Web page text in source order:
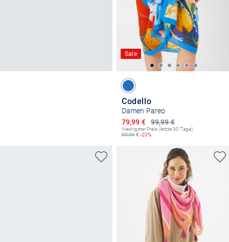
Sale
Codello
Damen Pareo
99,99 €
Ermäßigter Preis
79,99 €
Niedrigster Preis (letzte 30 Tage):
99,99€ -20%